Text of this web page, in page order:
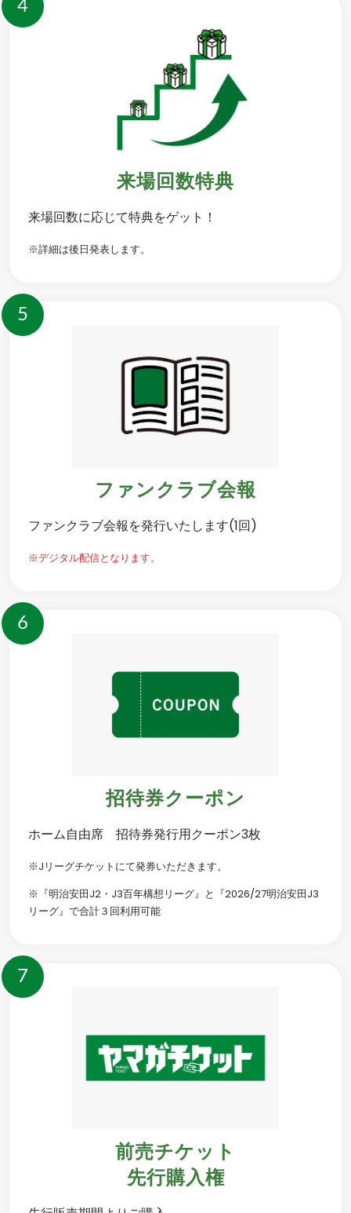
4
来場回数特典
来場回数に応じて特典をゲット！
※詳細は後日発表します。
5
ファンクラブ会報
ファンクラブ会報を発行いたします(1回)
※デジタル配信となります。
6
招待券クーポン
ホーム自由席 招待券発行用クーポン3枚
※Jリーグチケットにて発券いただきます。
※『明治安田J2・J3百年構想リーグ』と『2026/27明治安田J3
リーグ』で合計３回利用可能
7
前売チケット
先行購入権